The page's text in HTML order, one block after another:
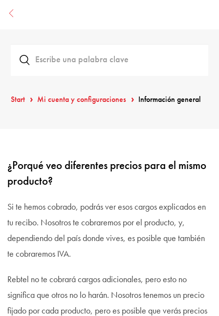
Start Mi cuenta y configuraciones Información general
¿Porqué veo diferentes precios para el mismo
producto?
Si te hemos cobrado, podrás ver esos cargos explicados en
tu recibo. Nosotros te cobraremos por el producto, y,
dependiendo del país donde vives, es posible que también
te cobraremos IVA.
Rebtel no te cobrará cargos adicionales, pero esto no
significa que otros no lo harán. Nosotros tenemos un precio
fijado por cada producto, pero es posible que verás precios